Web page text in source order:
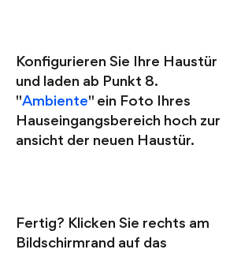
Konfigurieren Sie Ihre Haustür
und laden ab Punkt 8.
"Ambiente" ein Foto Ihres
Hauseingangsbereich hoch zur
ansicht der neuen Haustür.
Fertig? Klicken Sie rechts am
Bildschirmrand auf das